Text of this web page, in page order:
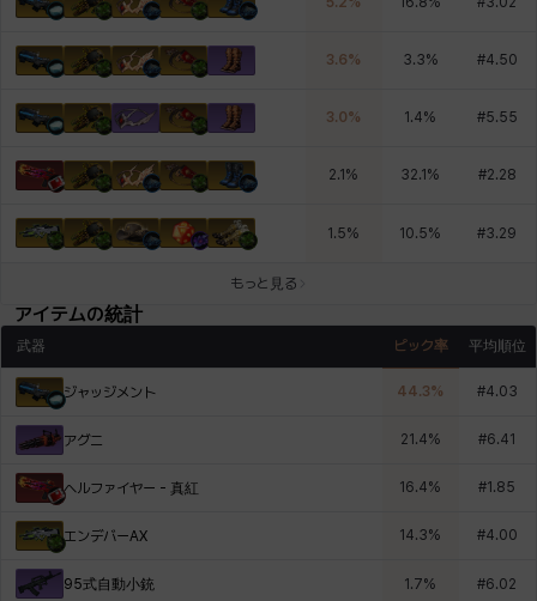
3.6% 3.3% #4.50
3.0% 1.4% #5.55
2.1 % 32.1 % #2.28
1.5% 10.5% #3.29
もっと見る
アイテムの統計
武器 ピック率 平均順位
ジャッジメント 44.3% #4.03
アグニ 21.4% #6.41
ヘルファイヤー - 真紅 16.4% #1.85
エンデバーAX 14.3% #4.00
95式自動小銃 1.7% #6.02